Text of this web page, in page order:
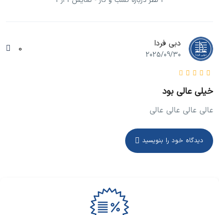
دبی فردا
2025/09/30
0
خیلی عالی بود
عالی عالی عالی عالی
دیدگاه خود را بنویسید